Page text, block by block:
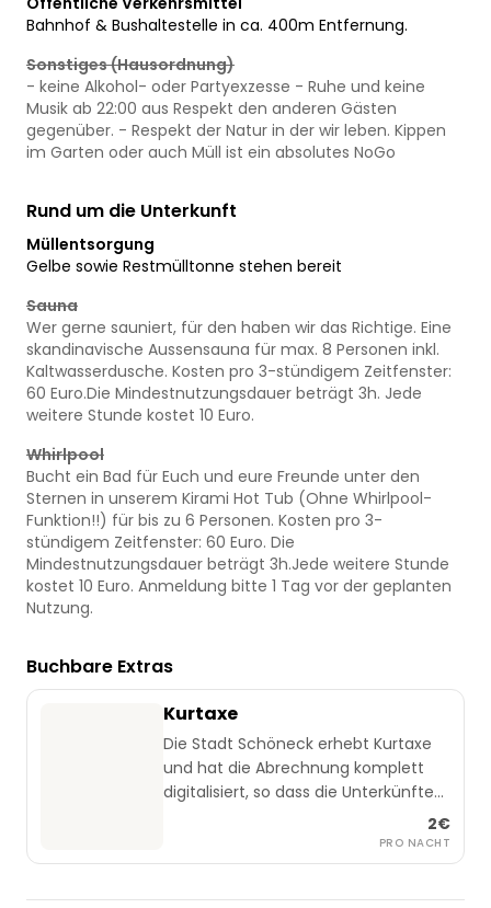
Bahnhof & Bushaltestelle in ca. 400m Entfernung.
Sonstiges (Hausordnung)
- keine Alkohol- oder Partyexzesse - Ruhe und keine
Musik ab 22:00 aus Respekt den anderen Gästen
gegenüber. - Respekt der Natur in der wir leben. Kippen
im Garten oder auch Müll ist ein absolutes NoGo
Rund um die Unterkunft
Müllentsorgung
Gelbe sowie Restmülltonne stehen bereit
Sauna
Wer gerne sauniert, für den haben wir das Richtige. Eine
skandinavische Aussensauna für max. 8 Personen inkl.
Kaltwasserdusche. Kosten pro 3-stündigem Zeitfenster:
60 Euro.Die Mindestnutzungsdauer beträgt 3h. Jede
weitere Stunde kostet 10 Euro.
Whirlpool
Bucht ein Bad für Euch und eure Freunde unter den
Sternen in unserem Kirami Hot Tub (Ohne Whirlpool-
Funktion!!) für bis zu 6 Personen. Kosten pro 3-
stündigem Zeitfenster: 60 Euro. Die
Mindestnutzungsdauer beträgt 3h.Jede weitere Stunde
kostet 10 Euro. Anmeldung bitte 1 Tag vor der geplanten
Nutzung.
Buchbare Extras
Kurtaxe
Die Stadt Schöneck erhebt Kurtaxe
und hat die Abrechnung komplett
digitalisiert, so dass die Unterkünfte
die Kurabgabe nicht mehr direkt vom
Gast entgegennehmen dürfen. Um
Gästen eine einfache Abwicklung zu
2€
PRO NACHT